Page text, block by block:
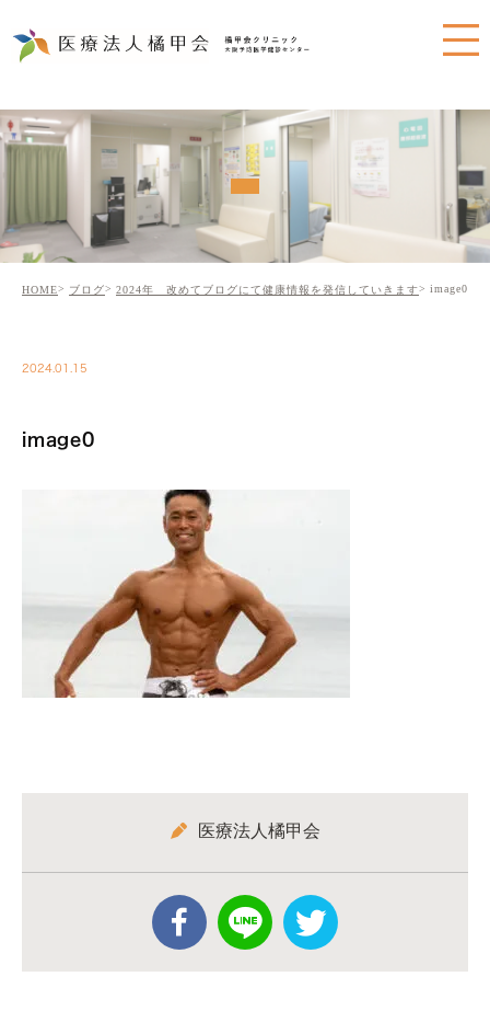
HOME ブログ 2024年 改めてブログにて健康情報を発信していきます image0
2024.01.15
image0
医療法人橘甲会